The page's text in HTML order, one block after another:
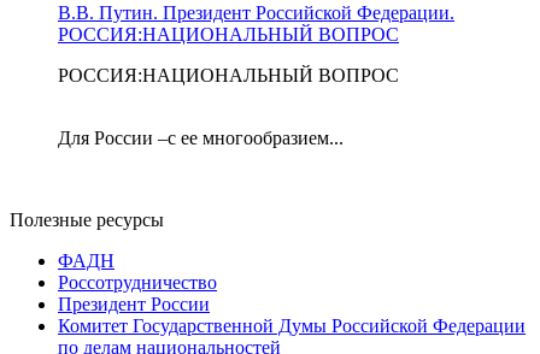
В.В. Путин. Президент Российской Федерации.
РОССИЯ:НАЦИОНАЛЬНЫЙ ВОПРОС
РОССИЯ:НАЦИОНАЛЬНЫЙ ВОПРОС
Для России –с ее многообразием...
Полезные ресурсы
ФАДН
Россотрудничество
Президент России
Комитет Государственной Думы Российской Федерации
по делам национальностей